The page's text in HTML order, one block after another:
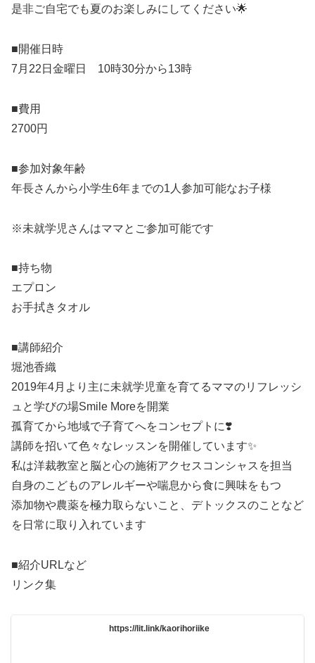
是非ご自宅でも夏のお楽しみにしてください🌟
■開催日時
7月22日金曜日 10時30分から13時
■費用
2700円
■参加対象年齢
年長さんから小学生6年までの1人参加可能なお子様
※未就学児さんはママとご参加可能です
■持ち物
エプロン
お手拭きタオル
■講師紹介
堀池香織
2019年4月より主に未就学児童を育てるママのリフレッシ
ュと学びの場Smile Moreを開業
孤育てから地域で子育てへをコンセプトに❣️
講師を招いて色々なレッスンを開催しています✨
私は洋裁教室と脳と心の施術アクセスコンシャスを担当
自身のこどものアレルギーや喘息から食に興味をもつ
添加物や農薬を極力取らないこと、デトックスのことなど
を日常に取り入れています
■紹介URLなど
リンク集
https://lit.link/kaorihoriike